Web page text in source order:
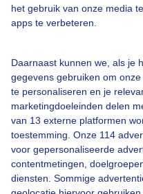
het gebruik van onze media
apps te verbeteren.
Daarnaast kunnen we, als je
gegevens gebruiken om
te personaliseren en je
marketingdoeleinden delen
van 13 externe platformen
toestemming. Onze 114
voor gepersonaliseerde
contentmetingen,
diensten. Sommige
Een
Over Buienradar
Bedrijfsgegevens
Veelgestelde vragen